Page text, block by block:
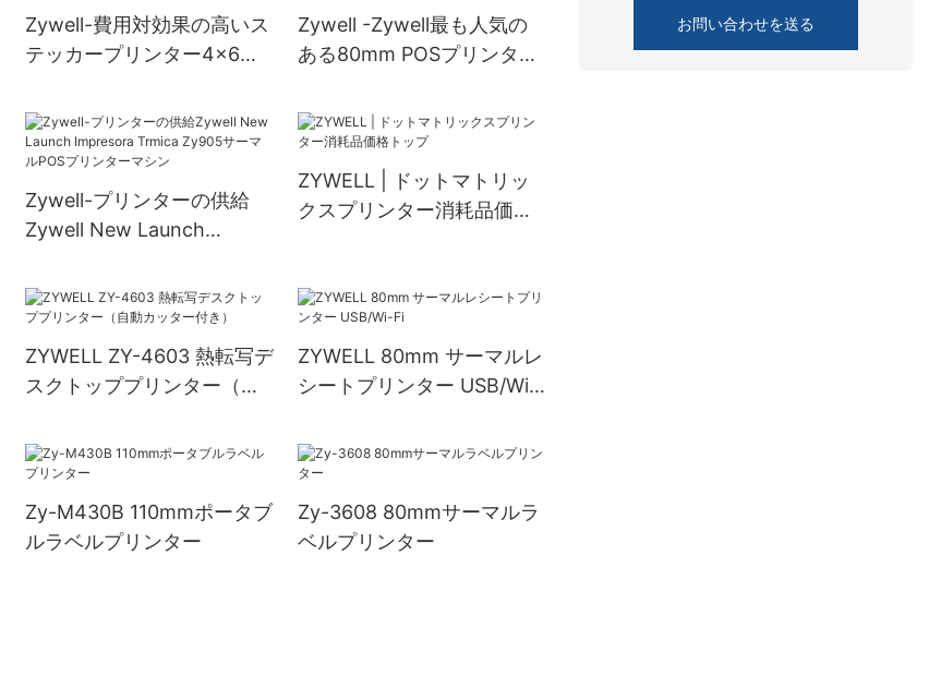
Zywell-費用対効果の高いス
テッカープリンター4x6
付き配送ラベルサーマルプ
リンター
Zywell -Zywell最も人気の
ある80mm POSプリンター
WiFiプリンターUSB+WiFi
Zywell-プリンターの供給
Zywell New Launch
ーマルPOSプリンターマシ
ン
ZYWELL | ドットマトリッ
クスプリンター消耗品価格
ZYWELL ZY-4603 熱転写デ
スクトッププリンター（自
ZYWELL 80mm サーマルレ
シートプリンター USB/Wi-
Zy-M430B 110mmポータブ
ルラベルプリンター
Zy-3608 80mmサーマルラ
ベルプリンター
お問い合わせを送る